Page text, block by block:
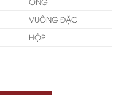
VUÔNG ĐẶC
HỘP